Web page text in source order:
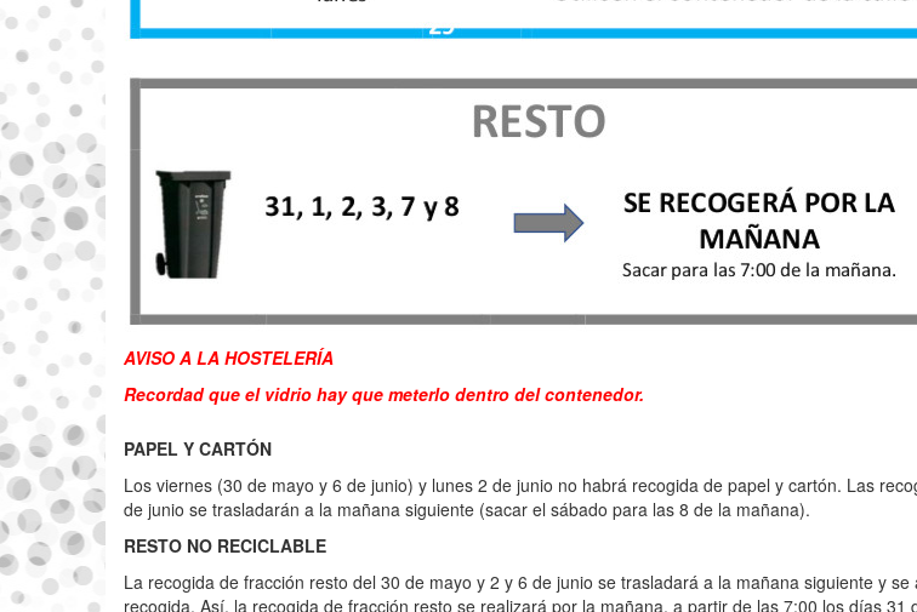
AVISO A LA HOSTELERÍA
Recordad que el vidrio hay que meterlo dentro del contenedor.
PAPEL Y CARTÓN
Los viernes (30 de mayo y 6 de junio) y lunes 2 de junio no habrá recogida de papel y cartón. Las
de junio se trasladarán a la mañana siguiente (sacar el sábado para las 8 de la mañana).
RESTO NO RECICLABLE
La recogida de fracción resto del 30 de mayo y 2 y 6 de junio se trasladará a la mañana siguiente y
recogida. Así, la recogida de fracción resto se realizará por la mañana, a partir de las 7:00 los días 31